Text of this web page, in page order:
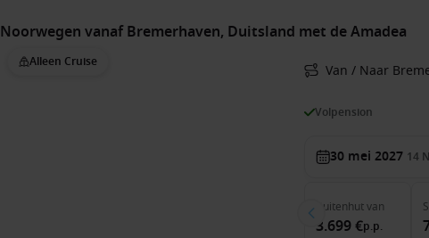
Noorwegen vanaf Bremerhaven, Duitsland met de Amadea
Alleen Cruise Van / Naar
Volpension
30 mei 2027 14
Buitenhutvan
3.699 €p.p.